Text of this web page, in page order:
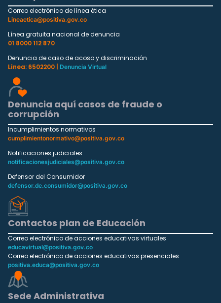
Correo electrónico de línea ética
Lineaetica@positiva.gov.co
Línea gratuita nacional de denuncia
01 8000 112 870
Denuncia de caso de acoso y discriminación
Línea: 6502200 |
Denuncia Virtual
Denuncia aquí casos de fraude o
corrupción
Incumplimientos normativos
cumplimientonormativo@positiva.gov.co
Notificaciones judiciales
notificacionesjudiciales@positiva.gov.co
Defensor del Consumidor
defensor.de.consumidor@positiva.gov.co
Contactos plan de Educación
Correo electrónico de acciones educativas virtuales
educavirtual@positiva.gov.co
Correo electrónico de acciones educativas presenciales
positiva.educa@positiva.gov.co
Sede Administrativa